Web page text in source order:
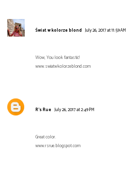
Świat w kolorze blond July 26, 2017 at 11:59 AM
Wow, You look fantastic!
www.swiatwkolorzeblond.com
R's Rue July 26, 2017 at 2:49 PM
Great color.
www.rsrue.blogspot.com